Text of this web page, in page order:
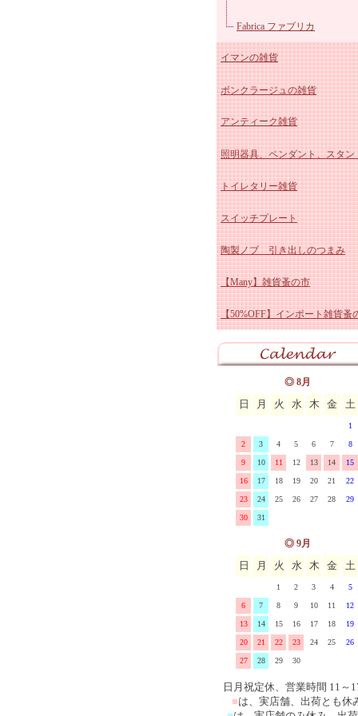
マニー クリスマス陶器
マニー ペイザージュ・ア
ローズ
マニー ブルーミングガーデ
マニーレコルトシリーズ
マニー プロヴァンス
マニー チェリーシリーズ
マニー デイジー陶磁器&
ス
マニー クリサンテーム
マニーポショアール・ド・
ーズ
マニー エルブシリーズ
マニー ヴィオレ 陶器、
マニー ブロドリー(刺繍)シ
ーズ
マニー エンボス&レース
マニー シャンドファミーユ
マニー ベアシリーズ
マニー その他の陶器ガラス
マニー その他布製品
ユ
Fabrica ファブリカ
イマンの雑貨
イマン かほり 陶器、ホ
ー
イマン しおりシリーズ
イマンももかシリーズ
イマン ビビアン 陶器、
ロー
イマン スミレ 陶器、ホ
ー
イマン エマ 陶器、ホー
イマン プリンセスローズ
イマン ダイアナローズ
器、ホーロー
イマン イザベラ 陶器
イマン クラリス 陶器、ホ
ロー
イマン ローズバスケット
器、ホーロー
イマン ローレライ ガラス
イマンその他の雑貨
ボンクラージュの雑貨
アンティーク雑貨
アンティーク スージーク
ー
アンティーク ブルー&ホ
ト
アンティーク ホーロー雑
アンティーク 陶器雑貨
アンティーク その他
照明器具、ペンダント、スタン
トイレタリー雑貨
スイッチプレート
陶製ノブ 引き出しのつまみ
【Many】雑貨蚤の市
【50%OFF】インポート雑貨蚤
◎ 8月
日 月 火 水 木 金 土
1
2 3 4 5 6 7 8
9 10 11 12 13 14 15
16 17 18 19 20 21 22
23 24 25 26 27 28 29
30 31
◎ 9月
日 月 火 水 木 金 土
1 2 3 4 5
6 7 8 9 10 11 12
13 14 15 16 17 18 19
20 21 22 23 24 25 26
27 28 29 30
日月祝定休、営業時間 11～
■は、実店舗、出荷とも休